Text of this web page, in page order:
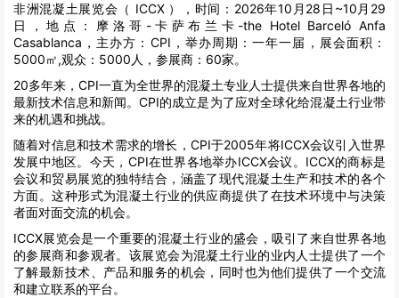
非洲混凝土展览会（ ICCX ），时间：2026年10月28日~10月29
日，地点：摩洛哥-卡萨布兰卡-the Hotel Barceló Anfa
Casablanca，主办方：CPI，举办周期：一年一届，展会面积：
5000㎡,观众：5000人，参展商：60家。
20多年来，CPI一直为全世界的混凝土专业人士提供来自世界各地的
最新技术信息和新闻。CPI的成立是为了应对全球化给混凝土行业带
来的机遇和挑战。
随着对信息和技术需求的增长，CPI于2005年将ICCX会议引入世界
发展中地区。今天，CPI在世界各地举办ICCX会议。ICCX的商标是
会议和贸易展览的独特结合，涵盖了现代混凝土生产和技术的各个
方面。这种形式为混凝土行业的供应商提供了在技术环境中与决策
者面对面交流的机会。
ICCX展览会是一个重要的混凝土行业的盛会，吸引了来自世界各地
的参展商和参观者。该展览会为混凝土行业的业内人士提供了一个
了解最新技术、产品和服务的机会，同时也为他们提供了一个交流
和建立联系的平台。